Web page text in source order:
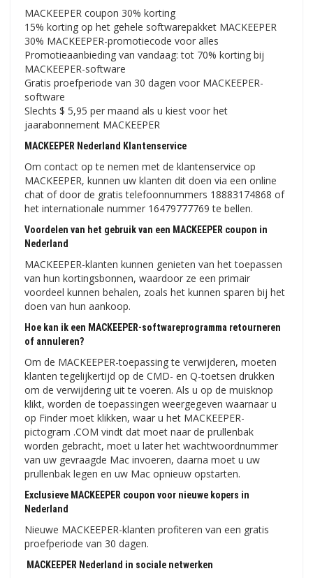
MACKEEPER coupon 30% korting
15% korting op het gehele softwarepakket MACKEEPER
30% MACKEEPER-promotiecode voor alles
Promotieaanbieding van vandaag: tot 70% korting bij
MACKEEPER-software
Gratis proefperiode van 30 dagen voor MACKEEPER-
software
Slechts $ 5,95 per maand als u kiest voor het
jaarabonnement MACKEEPER
MACKEEPER Nederland Klantenservice
Om contact op te nemen met de klantenservice op
MACKEEPER, kunnen uw klanten dit doen via een online
chat of door de gratis telefoonnummers 18883174868 of
het internationale nummer 16479777769 te bellen.
Voordelen van het gebruik van een MACKEEPER coupon in
Nederland
MACKEEPER-klanten kunnen genieten van het toepassen
van hun kortingsbonnen, waardoor ze een primair
voordeel kunnen behalen, zoals het kunnen sparen bij het
doen van hun aankoop.
Hoe kan ik een MACKEEPER-softwareprogramma retourneren
of annuleren?
Om de MACKEEPER-toepassing te verwijderen, moeten
klanten tegelijkertijd op de CMD- en Q-toetsen drukken
om de verwijdering uit te voeren. Als u op de muisknop
klikt, worden de toepassingen weergegeven waarnaar u
op Finder moet klikken, waar u het MACKEEPER-
pictogram .COM vindt dat moet naar de prullenbak
worden gebracht, moet u later het wachtwoordnummer
van uw gevraagde Mac invoeren, daarna moet u uw
prullenbak legen en uw Mac opnieuw opstarten.
Exclusieve MACKEEPER coupon voor nieuwe kopers in
Nederland
Nieuwe MACKEEPER-klanten profiteren van een gratis
proefperiode van 30 dagen.
MACKEEPER Nederland in sociale netwerken